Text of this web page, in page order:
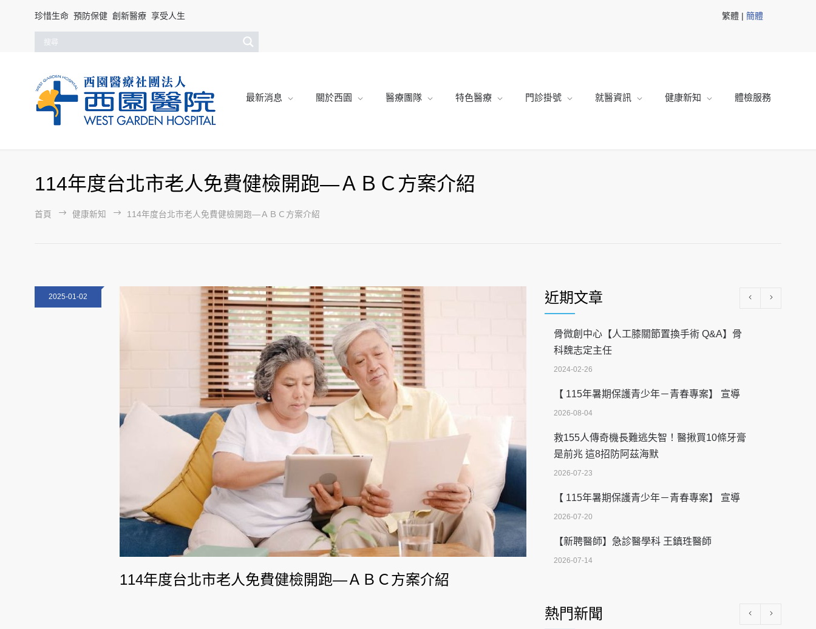
珍惜生命 預防保健 創新醫療 享受人生 繁體 | 簡體
最新消息 關於西園 醫療團隊 特色醫療 門診掛號 就醫資訊 健康新知 體檢服務
114年度台北市老人免費健檢開跑—ＡＢＣ方案介紹
首頁 健康新知 114年度台北市老人免費健檢開跑—ＡＢＣ方案介紹
2025-01-02
114年度台北市老人免費健檢開跑—ＡＢＣ方案介紹
近期文章
骨微創中心【人工膝關節置換手術 Q&A】骨
科魏志定主任
2024-02-26
【 115年暑期保護青少年－青春專案】 宣導
2026-08-04
救155人傳奇機長難逃失智！醫揪買10條牙膏
是前兆 這8招防阿茲海默
2026-07-23
【 115年暑期保護青少年－青春專案】 宣導
2026-07-20
【新聘醫師】急診醫學科 王鎮珄醫師
2026-07-14
2026-07-08
熱門新聞